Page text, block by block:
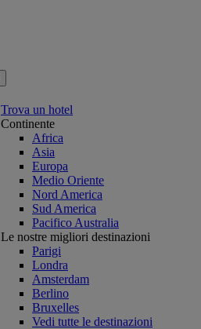
Trova un hotel
Continente
Africa
Asia
Europa
Medio Oriente
Nord America
Sud America
Pacifico Australia
Le nostre migliori destinazioni
Parigi
Londra
Amsterdam
Berlino
Bruxelles
Vedi tutte le destinazioni